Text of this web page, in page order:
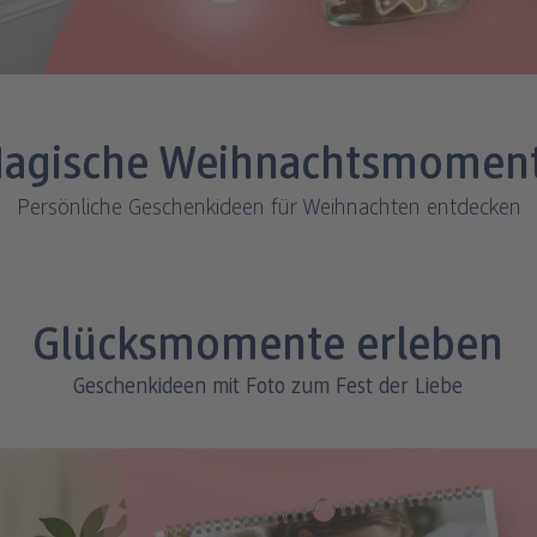
Persönliche Geschenkideen für Weihnachten entdecken
Glücksmomente erleben
Geschenkideen mit Foto zum Fest der Liebe